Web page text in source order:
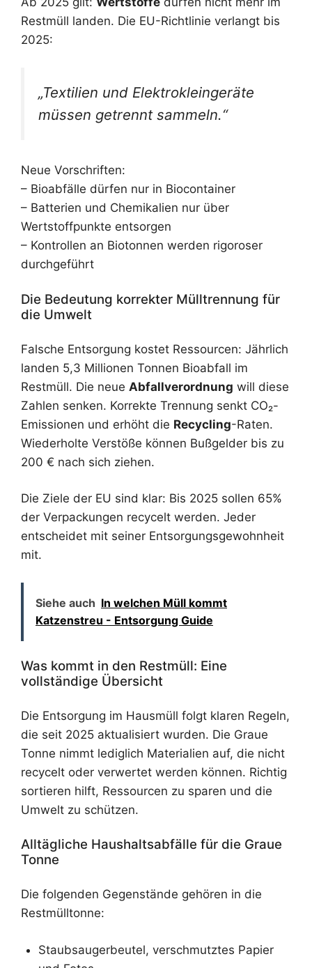
Restmüll landen. Die EU-Richtlinie verlangt bis
2025:
„Textilien und Elektrokleingeräte
müssen getrennt sammeln.“
Neue Vorschriften:
– Bioabfälle dürfen nur in Biocontainer
– Batterien und Chemikalien nur über
Wertstoffpunkte entsorgen
– Kontrollen an Biotonnen werden rigoroser
durchgeführt
Die Bedeutung korrekter Mülltrennung für
die Umwelt
Falsche Entsorgung kostet Ressourcen: Jährlich
landen 5,3 Millionen Tonnen Bioabfall im
Restmüll. Die neue Abfallverordnung will diese
Zahlen senken. Korrekte Trennung senkt CO₂-
Emissionen und erhöht die Recycling-Raten.
Wiederholte Verstöße können Bußgelder bis zu
200 € nach sich ziehen.
Die Ziele der EU sind klar: Bis 2025 sollen 65%
der Verpackungen recycelt werden. Jeder
entscheidet mit seiner Entsorgungsgewohnheit
mit.
Siehe auch In welchen Müll kommt
Katzenstreu - Entsorgung Guide
Was kommt in den Restmüll: Eine
vollständige Übersicht
Die Entsorgung im Hausmüll folgt klaren Regeln,
die seit 2025 aktualisiert wurden. Die Graue
Tonne nimmt lediglich Materialien auf, die nicht
recycelt oder verwertet werden können. Richtig
sortieren hilft, Ressourcen zu sparen und die
Umwelt zu schützen.
Alltägliche Haushaltsabfälle für die Graue
Tonne
Die folgenden Gegenstände gehören in die
Restmülltonne:
Staubsaugerbeutel, verschmutztes Papier